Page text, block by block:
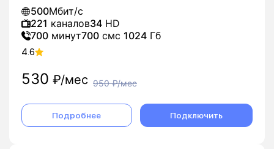
500Мбит/с
221 каналов34 HD
700 минут700 смс 1024 Гб
4.6
530 ₽/мес 950₽/мес
Подробнее Подключить